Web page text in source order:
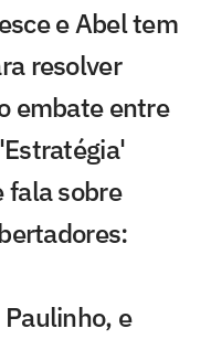
e Abel tem
resolver
embate entre
fala sobre
e